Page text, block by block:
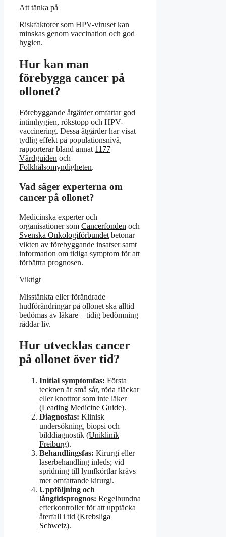
Att tänka på
Riskfaktorer som HPV-viruset kan
minskas genom vaccination och god
hygien.
Hur kan man
förebygga cancer på
ollonet?
Förebyggande åtgärder omfattar god
intimhygien, rökstopp och HPV-
vaccinering. Dessa åtgärder har visat
tydlig effekt på populationsnivå,
rapporterar bland annat 1177
Vårdguiden och
Folkhälsomyndigheten.
Vad säger experterna om
cancer på ollonet?
Medicinska experter och
organisationer som Cancerfonden och
Svenska Onkologiförbundet betonar
vikten av förebyggande insatser samt
information om tidiga symptom för att
förbättra prognosen.
Viktigt
Misstänkta eller förändrade
hudförändringar på ollonet ska alltid
bedömas av läkare – tidig bedömning
räddar liv.
Hur utvecklas cancer
på ollonet över tid?
Initial symptomfas: Första
tecknen är små sår, röda fläckar
eller knottror som inte läker
(Leading Medicine Guide).
Diagnosfas: Klinisk
undersökning, biopsi och
bilddiagnostik (Uniklinik
Freiburg).
Behandlingsfas: Kirurgi eller
laserbehandling inleds; vid
spridning till lymfkörtlar krävs
mer omfattande kirurgi.
Uppföljning och
långtidsprognos: Regelbundna
efterkontroller för att upptäcka
återfall i tid (Krebsliga
Schweiz).